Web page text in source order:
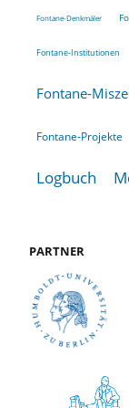
Fontane-Denkmäler
Fontane-Institutionen
Fontane-
Fontane-Projekte
Logbuch
PARTNER